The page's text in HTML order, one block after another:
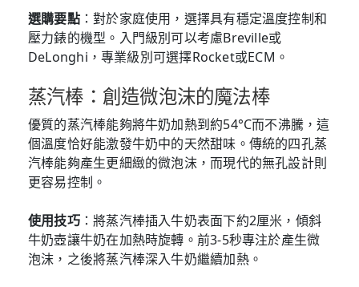
選購要點：對於家庭使用，選擇具有穩定溫度控制和
壓力錶的機型。入門級別可以考慮Breville或
DeLonghi，專業級別可選擇Rocket或ECM。
蒸汽棒：創造微泡沫的魔法棒
優質的蒸汽棒能夠將牛奶加熱到約54°C而不沸騰，這
個溫度恰好能激發牛奶中的天然甜味。傳統的四孔蒸
汽棒能夠產生更細緻的微泡沫，而現代的無孔設計則
更容易控制。
使用技巧：將蒸汽棒插入牛奶表面下約2厘米，傾斜
牛奶壺讓牛奶在加熱時旋轉。前3-5秒專注於產生微
泡沫，之後將蒸汽棒深入牛奶繼續加熱。